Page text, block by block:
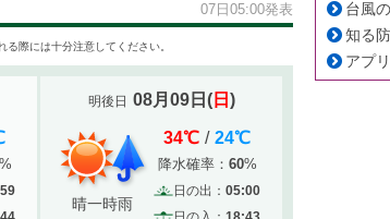
07日05:00発表
際には十分注意してください。
明後日 08月09日 (日 )
晴一時雨
34℃ / 24℃
降水確率： 60%
日の出：05:00
台風
知る
アプ